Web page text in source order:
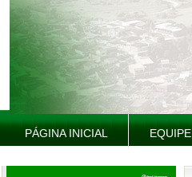
PÁGINA INICIAL EQUIPE